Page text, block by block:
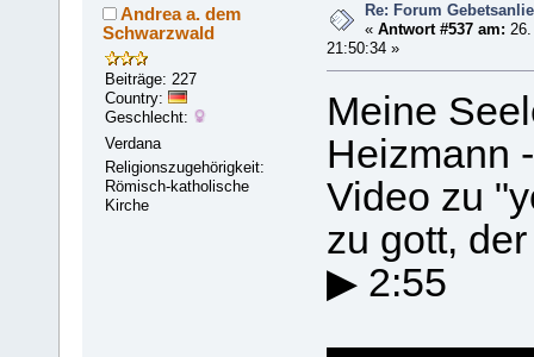
Andrea a. dem
Schwarzwald
Beiträge: 227
Country:
Geschlecht:
Verdana
Religionszugehörigkeit:
Römisch-katholische
Kirche
Re: Forum
«Antwort #537 am:
21:50:34 »
Meine
Heizmann
Video zu
zu gott,
▶ 2:55